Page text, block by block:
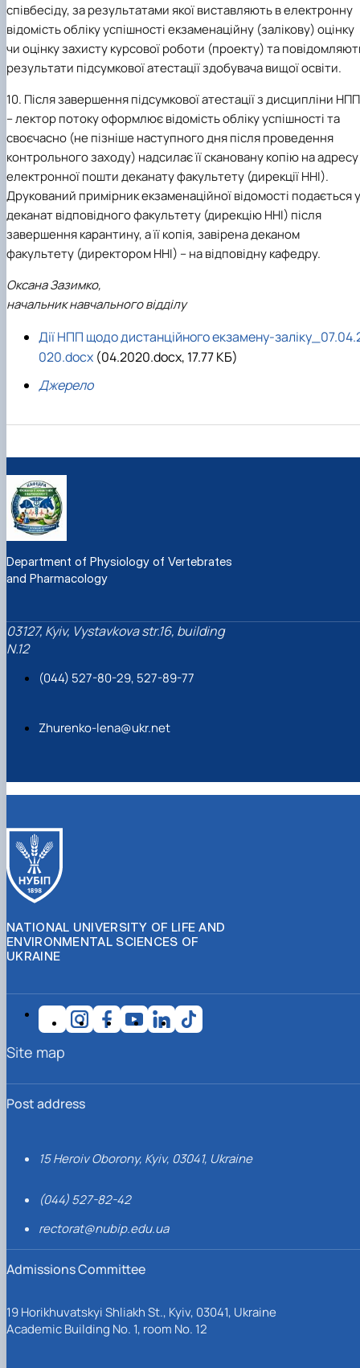
співбесіду, за результатами якої виставляють в електронну
відомість обліку успішності екзаменаційну (залікову) оцінку
чи оцінку захисту курсової роботи (проекту) та
результати підсумкової атестації здобувача вищої освіти.
10. Після завершення підсумкової атестації з дисципліни НПП
– лектор потоку оформлює відомість обліку успішності та
своєчасно (не пізніше наступного дня після проведення
контрольного заходу) надсилає її скановану копію на адресу
електронної пошти деканату факультету (дирекції ННІ).
Друкований примірник екзаменаційної відомості подається у
деканат відповідного факультету (дирекцію ННІ) після
завершення карантину, а її копія, завірена деканом
факультету (директором ННІ) – на відповідну кафедру.
Оксана Зазимко,
начальник навчального відділу
Дії НПП щодо дистанційного екзамену-
020.docx (04.2020.docx, 17.77 КБ)
Джерело
Department of Physiology of Vertebrates
and Pharmacology
03127, Kyiv, Vystavkova str.16, building
N.12
(044) 527-80-29, 527-89-77
Zhurenko-lena@ukr.net
NATIONAL UNIVERSITY OF LIFE AND
ENVIRONMENTAL SCIENCES OF
UKRAINE
Post address
15 Heroiv Oborony, Kyiv, 03041, Ukraine
(044) 527-82-42
rectorat@nubip.edu.ua
Admissions Committee
19 Horikhuvatskyi Shliakh St., Kyiv, 03041, Ukraine
Academic Building No. 1, room No. 12
Site map